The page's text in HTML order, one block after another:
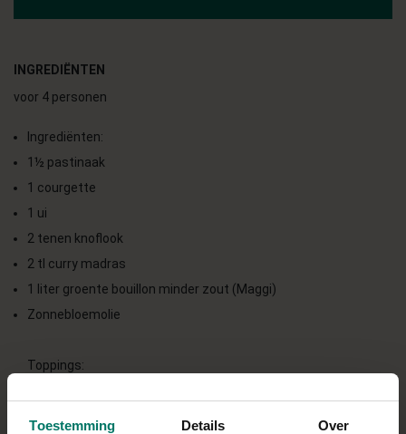
Toestemming Details Over
INGREDIËNTEN
voor 4 personen
Ingrediënten:
1½ pastinaak
1 courgette
1 ui
2 tenen knoflook
2 tl curry madras
1 liter groente bouillon minder zout (Maggi)
Zonnebloemolie
Toppings: